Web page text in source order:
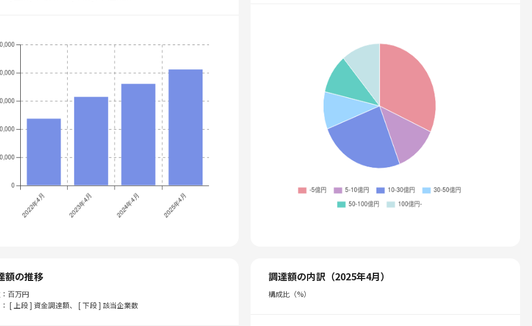
額の推移
百万円
[ 上段 ] 資金調達額、 [ 下段 ] 該当企業数
調達額の内訳（2025年4月）
構成比（%）